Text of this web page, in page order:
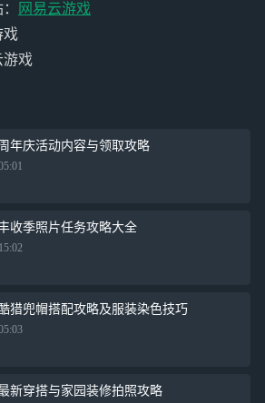
网易云游戏
戏
游戏
年庆活动内容与领取攻略
收季照片任务攻略大全
猎兜帽搭配攻略及服装染色技巧
新穿搭与家园装修拍照攻略